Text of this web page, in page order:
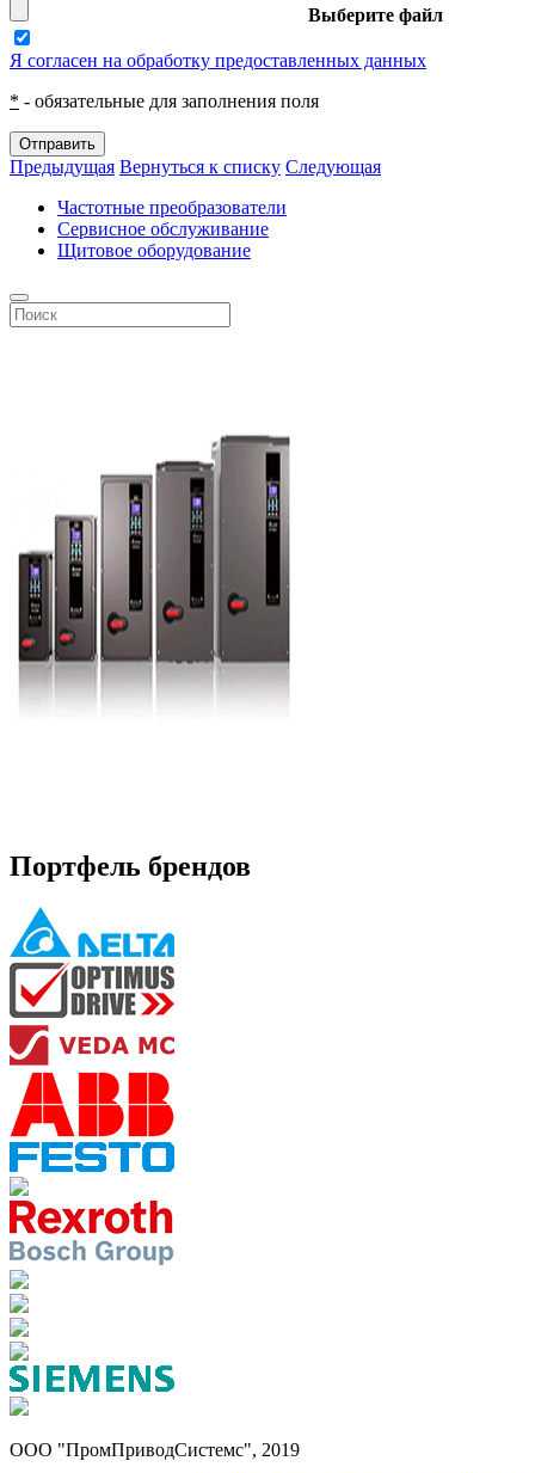
Выберите файл
Я согласен на обработку предоставленных данных
* - обязательные для заполнения поля
Отправить
Предыдущая Вернуться к списку Следующая
Частотные преобразователи
Сервисное обслуживание
Щитовое оборудование
Портфель брендов
ООО "ПромПриводСистемс", 2019